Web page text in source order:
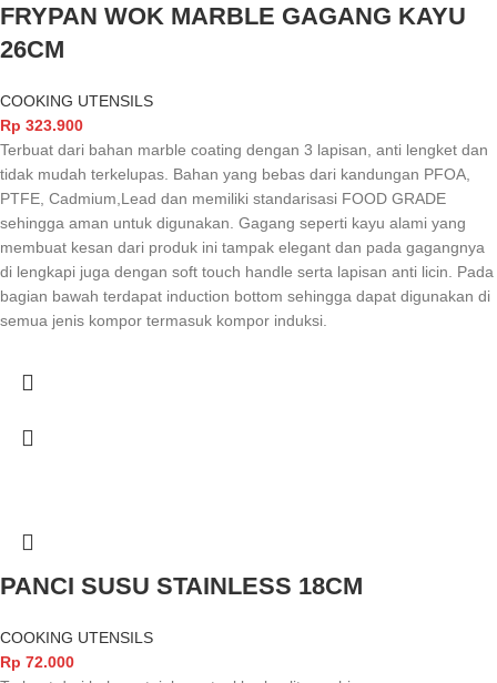
FRYPAN WOK MARBLE GAGANG KAYU
26CM
COOKING UTENSILS
Rp 323.900
Terbuat dari bahan marble coating dengan 3 lapisan, anti lengket dan
tidak mudah terkelupas. Bahan yang bebas dari kandungan PFOA,
PTFE, Cadmium,Lead dan memiliki standarisasi FOOD GRADE
sehingga aman untuk digunakan. Gagang seperti kayu alami yang
membuat kesan dari produk ini tampak elegant dan pada gagangnya
di lengkapi juga dengan soft touch handle serta lapisan anti licin. Pada
bagian bawah terdapat induction bottom sehingga dapat digunakan di
semua jenis kompor termasuk kompor induksi.
PANCI SUSU STAINLESS 18CM
COOKING UTENSILS
Rp 72.000